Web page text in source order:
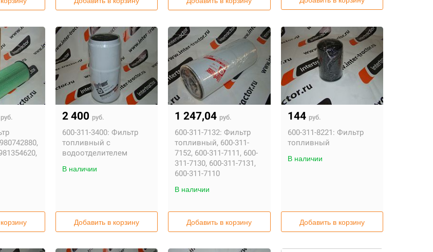
руб. 2 400 руб.
600-311-3400: Фильтр
топливный c
водоотделителем
В наличии
Добавить в корзину
1 247,04 руб.
600-311-7132: Фильтр
топливный, 600-311-
7152, 600-311-7111, 600-
311-7130, 600-311-7131,
600-311-7110
В наличии
Добавить в корзину
144 руб.
600-311-8221: Фильтр
топливный
В наличии
Добавить в корзину